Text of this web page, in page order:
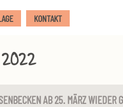
KONTAKT
AB 25. MÄRZ WIEDER